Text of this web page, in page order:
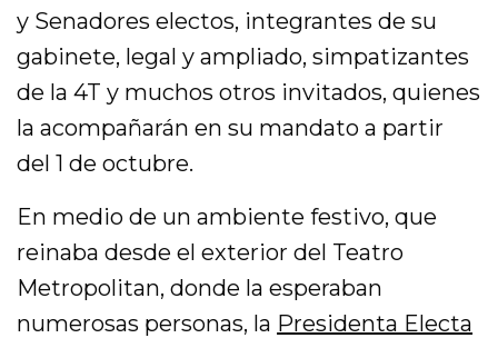
y Senadores electos, integrantes de su
gabinete, legal y ampliado, simpatizantes
de la 4T y muchos otros invitados, quienes
la acompañarán en su mandato a partir
del 1 de octubre.
En medio de un ambiente festivo, que
reinaba desde el exterior del Teatro
Metropolitan, donde la esperaban
numerosas personas, la Presidenta Electa